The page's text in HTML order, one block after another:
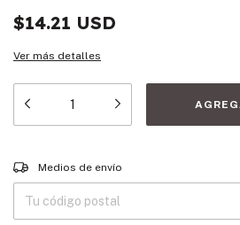
$14.21 USD
Ver más detalles
Entregas para el CP:
Medios de envío